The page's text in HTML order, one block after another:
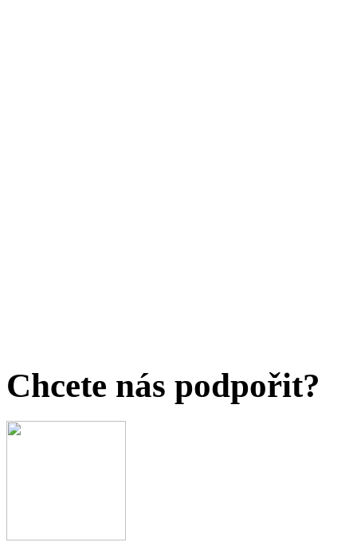
Chcete nás podpořit?